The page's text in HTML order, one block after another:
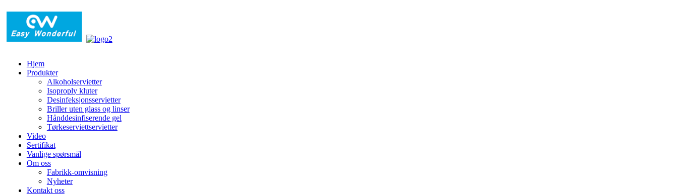
Hjem
Produkter
Alkoholservietter
Isoproply kluter
Desinfeksjonsservietter
Briller uten glass og linser
Hånddesinfiserende gel
Tørkeserviettservietter
Video
Sertifikat
Vanlige spørsmål
Om oss
Fabrikk-omvisning
Nyheter
Kontakt oss